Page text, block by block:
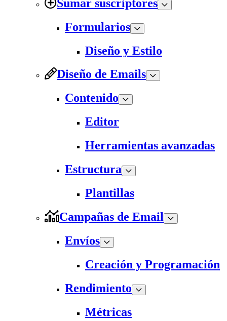
Sumar suscriptores
Formularios
Diseño y Estilo
Diseño de Emails
Contenido
Editor
Herramientas avanzadas
Estructura
Plantillas
Campañas de Email
Envíos
Creación y Programación
Rendimiento
Métricas